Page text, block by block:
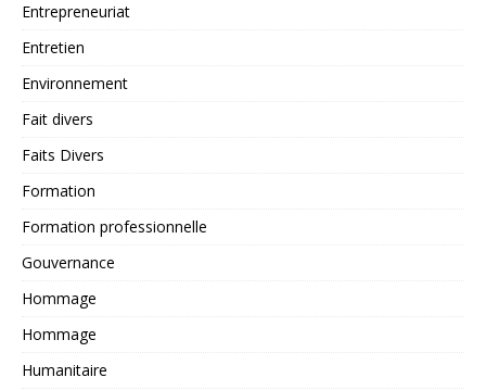
Entrepreneuriat
Entretien
Environnement
Fait divers
Faits Divers
Formation
Formation professionnelle
Gouvernance
Hommage
Hommage
Humanitaire